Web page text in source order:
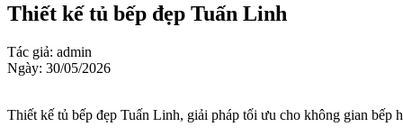
Thiết kế tủ bếp đẹp Tuấn Linh
Tác giả: admin
Ngày: 30/05/2026
Thiết kế tủ bếp đẹp Tuấn Linh, giải pháp tối ưu cho không gian bếp